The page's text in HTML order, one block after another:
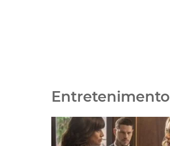
Entretenimento